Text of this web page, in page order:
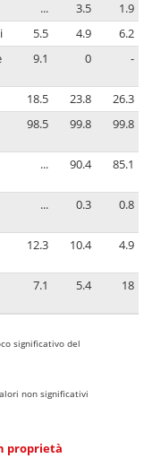
... 3.5
1.9
5.5 4.9
6.2
9.1 0 -
18.5 23.8
26.3
98.5 99.8 99.8
... 90.4 85.1
... 0.3 0.8
12.3 10.4 4.9
7.1 5.4 18
significativo del
non significativi
proprietà